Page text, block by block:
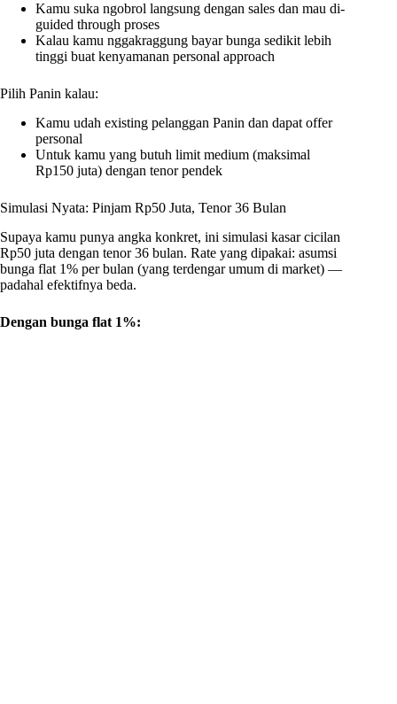
Kamu suka ngobrol langsung dengan sales dan mau di-
guided through proses
Kalau kamu nggakraggung bayar bunga sedikit lebih
tinggi buat kenyamanan personal approach
Pilih Panin kalau:
Kamu udah existing pelanggan Panin dan dapat offer
personal
Untuk kamu yang butuh limit medium (maksimal
Rp150 juta) dengan tenor pendek
Simulasi Nyata: Pinjam Rp50 Juta, Tenor 36 Bulan
Supaya kamu punya angka konkret, ini simulasi kasar cicilan
Rp50 juta dengan tenor 36 bulan. Rate yang dipakai: asumsi
bunga flat 1% per bulan (yang terdengar umum di market) —
padahal efektifnya beda.
Dengan bunga flat 1%: